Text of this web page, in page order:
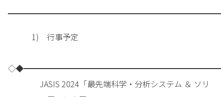
1) 行事予定
JASIS 2024「最先端科学・分析システム ＆ ソリ